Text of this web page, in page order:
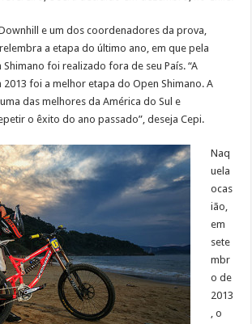
e um dos coordenadores da prova,
a etapa do último ano, em que pela
foi realizado fora de seu País. “A
2013 foi a melhor etapa do Open Shimano. A
das melhores da América do Sul e
o êxito do ano passado”, deseja Cepi.
Naq
uela
ocas
ião,
em
sete
mbr
o de
2013
, o